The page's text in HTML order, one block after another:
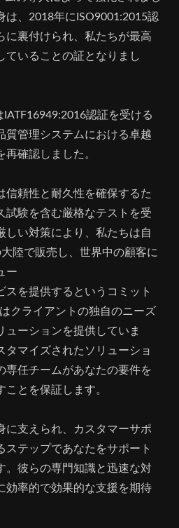
は、2018年にISO9001:2015認
に裏付けられ、私たちが最高
ていることの証となりまし
認証を受ける
質管理システムにおける卓越
確認しました。
信頼性と耐久性を確保するた
試験を含む厳格なテストを受
しい対策により、私たちは自
陸で販売し、世界中の顧客に
ー
スを提供するというコミット
クライアントの独自のニーズ
ューションを提供していま
タマイズされたソリューショ
専任チームがあなたの要件を
とを保証します。
に支えられ、カスタマーサポ
ステップであなたをサポート
。彼らの専門知識と迅速な対
効率的で効果的な支援を期待